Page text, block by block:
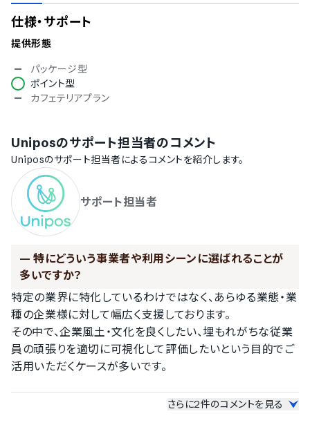
仕様・サポート
提供形態
パッケージ型
ポイント型
カフェテリアプラン
Uniposのサポート担当者のコメント
Uniposのサポート担当者によるコメントを紹介します。
サポート担当者
— 特にどういう事業者や利用シーンに選ばれることが
多いですか？
特定の業界に特化しているわけではなく、あらゆる業態・業
種の企業様に対して幅広く支援しております。
その中で、企業風土・文化を良くしたい、埋もれがちな従業
員の頑張りを適切に可視化して評価したいという目的でご
活用いただくケースが多いです。
—利用者から特に嬉しかった声や、印象に残った評価
さらに2件のコメントを見る